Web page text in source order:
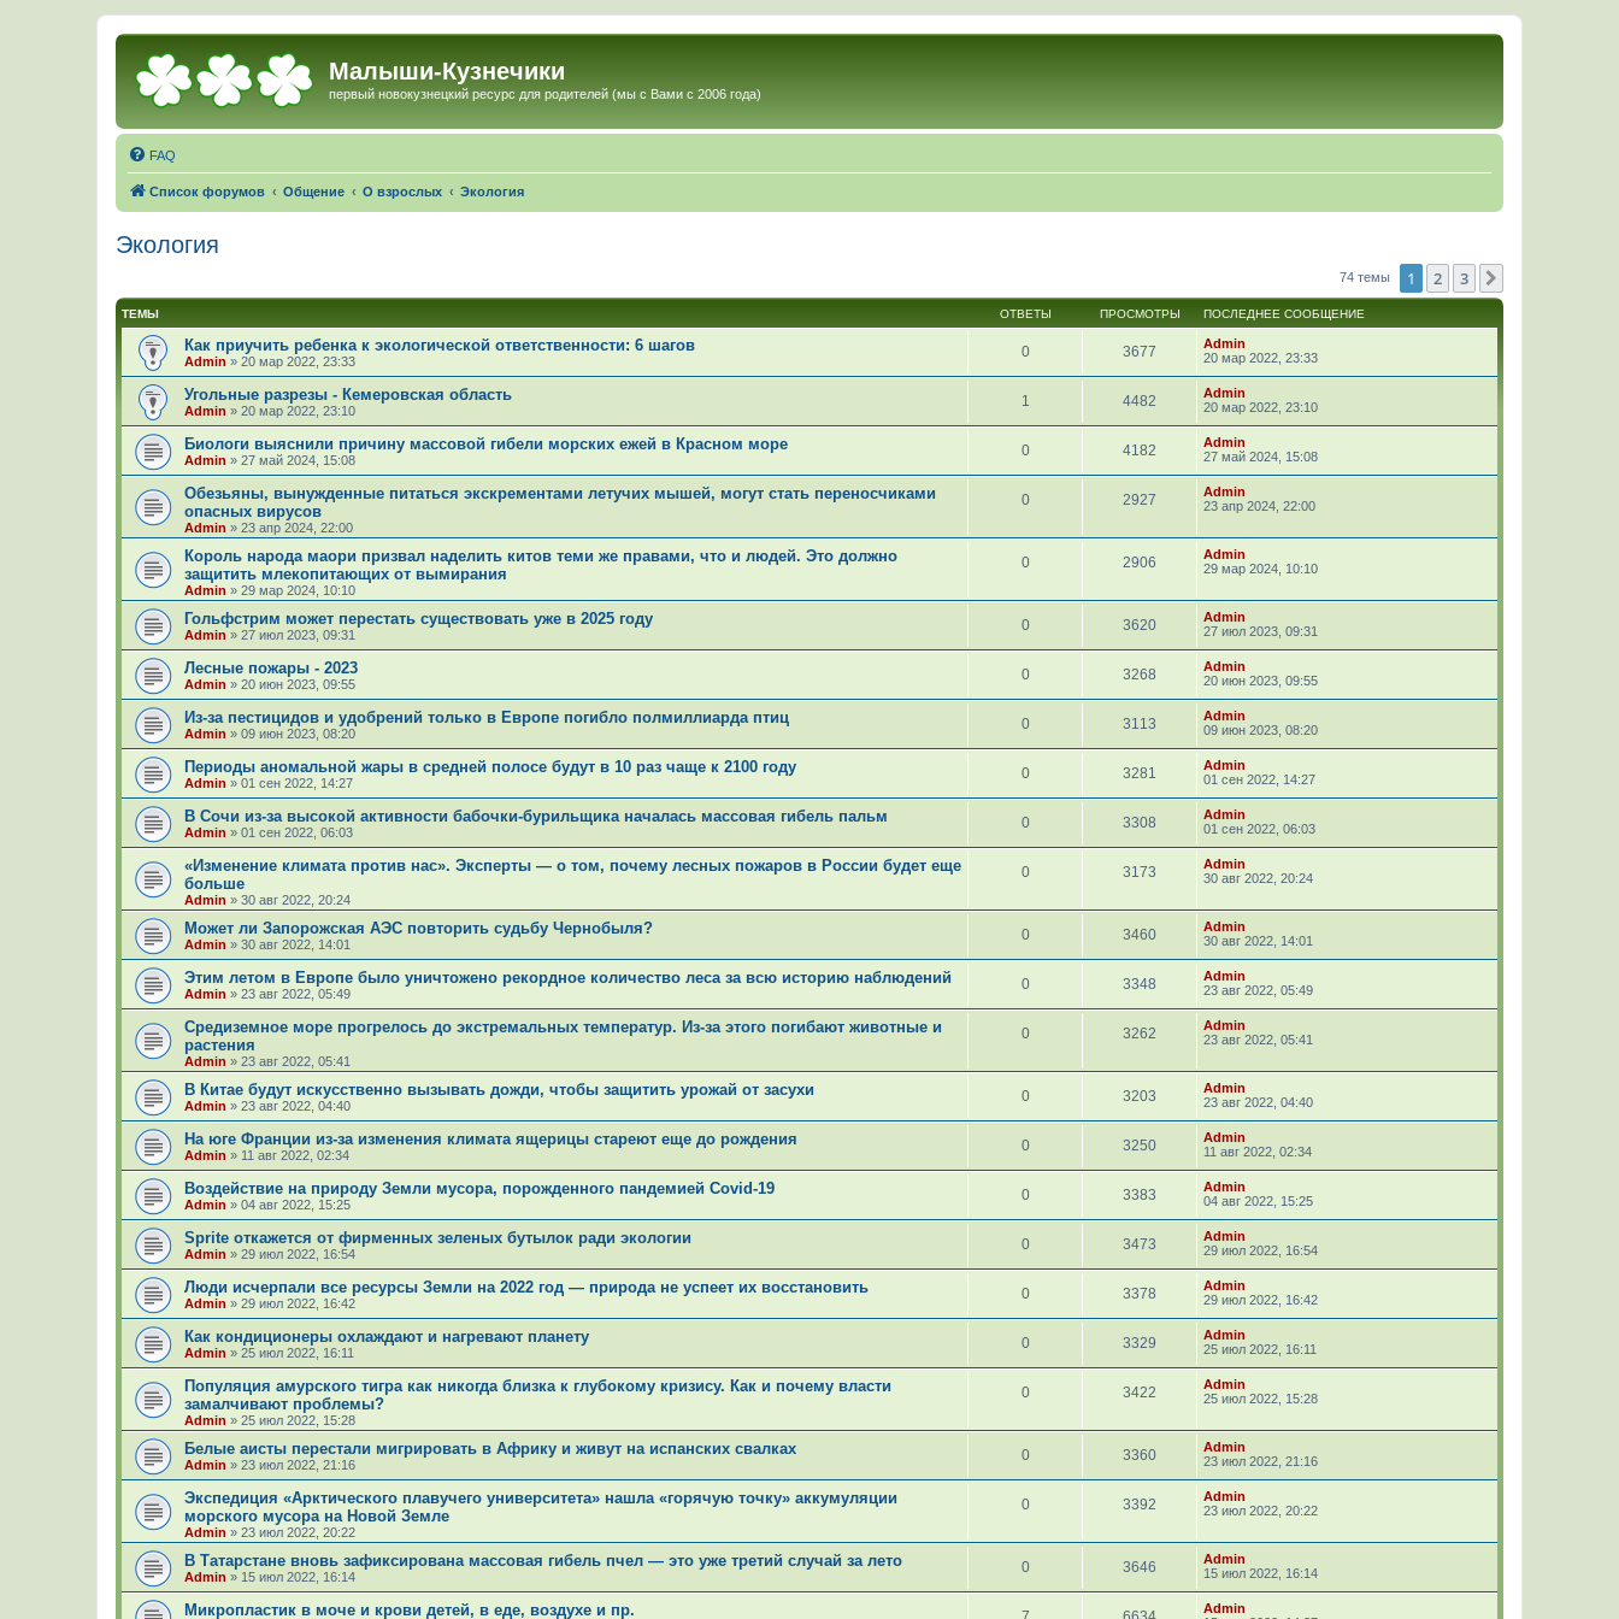
Малыши-Кузнечики
первый новокузнецкий ресурс для родителей (мы с Вами с 2006 года)
FAQ
Список форумов Общение О взрослых Экология
Экология
74 темы 1 2 3
ТЕМЫ ОТВЕТЫ ПРОСМОТРЫ ПОСЛЕДНЕЕ СООБЩЕНИЕ
Как приучить ребенка к экологической ответственности: 6 шагов
Admin » 20 мар 2022, 23:33
0 3677
Admin
20 мар 2022, 23:33
Угольные разрезы - Кемеровская область
Admin » 20 мар 2022, 23:10
1 4482
Admin
20 мар 2022, 23:10
Биологи выяснили причину массовой гибели морских ежей в Красном море
Admin » 27 май 2024, 15:08
0 4182
Admin
27 май 2024, 15:08
Обезьяны, вынужденные питаться экскрементами летучих мышей, могут стать переносчиками
опасных вирусов
Admin » 23 апр 2024, 22:00
0 2927
Admin
23 апр 2024, 22:00
Король народа маори призвал наделить китов теми же правами, что и людей. Это должно
защитить млекопитающих от вымирания
Admin » 29 мар 2024, 10:10
0 2906
Admin
29 мар 2024, 10:10
Гольфстрим может перестать существовать уже в 2025 году
Admin » 27 июл 2023, 09:31
0 3620
Admin
27 июл 2023, 09:31
Лесные пожары - 2023
Admin » 20 июн 2023, 09:55
0 3268
Admin
20 июн 2023, 09:55
Из-за пестицидов и удобрений только в Европе погибло полмиллиарда птиц
Admin » 09 июн 2023, 08:20
0 3113
Admin
09 июн 2023, 08:20
Периоды аномальной жары в средней полосе будут в 10 раз чаще к 2100 году
Admin » 01 сен 2022, 14:27
0 3281
Admin
01 сен 2022, 14:27
В Сочи из-за высокой активности бабочки-бурильщика началась массовая гибель пальм
Admin » 01 сен 2022, 06:03
0 3308
Admin
01 сен 2022, 06:03
«Изменение климата против нас». Эксперты — о том, почему лесных пожаров в России будет еще
больше
Admin » 30 авг 2022, 20:24
0 3173
Admin
30 авг 2022, 20:24
Может ли Запорожская АЭС повторить судьбу Чернобыля?
Admin » 30 авг 2022, 14:01
0 3460
Admin
30 авг 2022, 14:01
Этим летом в Европе было уничтожено рекордное количество леса за всю историю наблюдений
Admin » 23 авг 2022, 05:49
0 3348
Admin
23 авг 2022, 05:49
Средиземное море прогрелось до экстремальных температур. Из-за этого погибают животные и
растения
Admin » 23 авг 2022, 05:41
0 3262
Admin
23 авг 2022, 05:41
В Китае будут искусственно вызывать дожди, чтобы защитить урожай от засухи
Admin » 23 авг 2022, 04:40
0 3203
Admin
23 авг 2022, 04:40
На юге Франции из-за изменения климата ящерицы стареют еще до рождения
Admin » 11 авг 2022, 02:34
0 3250
Admin
11 авг 2022, 02:34
Воздействие на природу Земли мусора, порожденного пандемией Covid-19
Admin » 04 авг 2022, 15:25
0 3383
Admin
04 авг 2022, 15:25
Sprite откажется от фирменных зеленых бутылок ради экологии
Admin » 29 июл 2022, 16:54
0 3473
Admin
29 июл 2022, 16:54
Люди исчерпали все ресурсы Земли на 2022 год — природа не успеет их восстановить
Admin » 29 июл 2022, 16:42
0 3378
Admin
29 июл 2022, 16:42
Как кондиционеры охлаждают и нагревают планету
Admin » 25 июл 2022, 16:11
0 3329
Admin
25 июл 2022, 16:11
Популяция амурского тигра как никогда близка к глубокому кризису. Как и почему власти
замалчивают проблемы?
Admin » 25 июл 2022, 15:28
0 3422
Admin
25 июл 2022, 15:28
Белые аисты перестали мигрировать в Африку и живут на испанских свалках
Admin » 23 июл 2022, 21:16
0 3360
Admin
23 июл 2022, 21:16
Экспедиция «Арктического плавучего университета» нашла «горячую точку» аккумуляции
морского мусора на Новой Земле
Admin » 23 июл 2022, 20:22
0 3392
Admin
23 июл 2022, 20:22
В Татарстане вновь зафиксирована массовая гибель пчел — это уже третий случай за лето
Admin » 15 июл 2022, 16:14
0 3646
Admin
15 июл 2022, 16:14
Микропластик в моче и крови детей, в еде, воздухе и пр.
Admin